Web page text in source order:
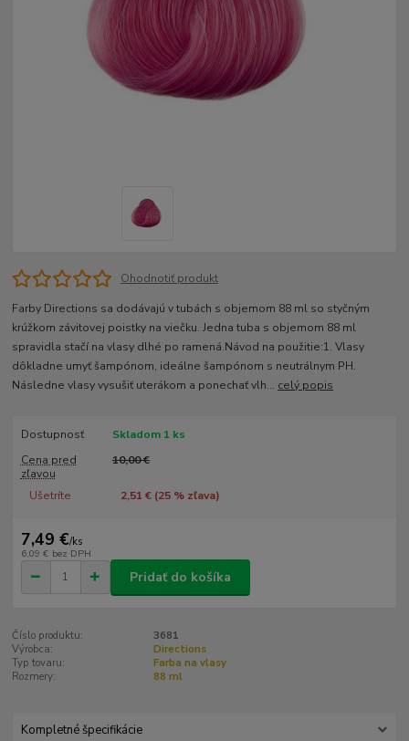
Ohodnotiť produkt
Farby Directions sa dodávajú v tubách s objemom 88 ml so styčným
krúžkom závitovej poistky na viečku. Jedna tuba s objemom 88 ml
spravidla stačí na vlasy dlhé po ramená.Návod na použitie:1. Vlasy
dôkladne umyť šampónom, ideálne šampónom s neutrálnym PH.
Následne vlasy vysušiť uterákom a ponechať vlh... celý popis
Dostupnosť
Skladom 1 ks
Cena pred
zľavou
10,00 €
Ušetríte 2,51 € (25% zľava)
7,49 €/ks
6,09 € bez DPH
Pridať do košíka
Číslo produktu:
3681
Výrobca:
Directions
Typ tovaru:
Farba na vlasy
Rozmery:
88 ml
Kompletné špecifikácie